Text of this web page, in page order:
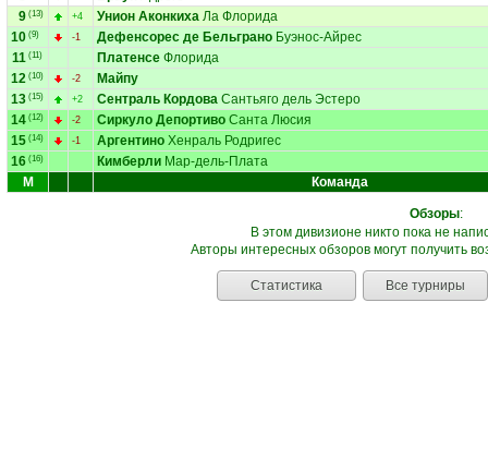
9 (13) +4 Унион Аконкиха Ла Флорида
10 (9) -1 Дефенсорес де Бельграно Буэнос-Айрес
11 (11) Платенсе Флорида
12 (10) -2
Майпу
13 (15) +2 Сентраль Кордова Сантьяго дель Эстеро
14 (12) -2 Сиркуло Депортиво Санта Люсия
15 (14) -1 Аргентино Хенраль Родригес
16 (16) Кимберли Мар-дель-Плата
М
Команда
Обзоры:
В этом дивизионе никто пока не
Авторы интересных обзоров могут получить
Статистика Все турниры